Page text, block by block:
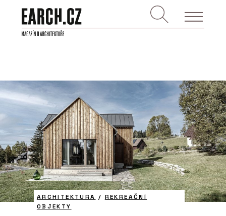
ARCHITEKTURA / REKREAČNÍ
OBJEKTY